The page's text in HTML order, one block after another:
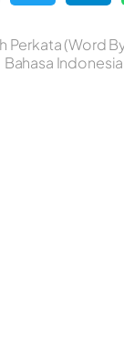
Perkata (Word
Bahasa Indonesia